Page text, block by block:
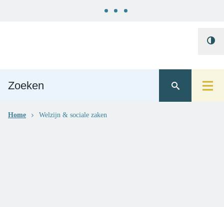
Home Welzijn & sociale zaken